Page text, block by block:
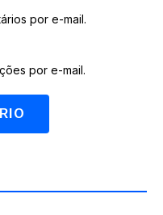
por e-mail.
por e-mail.